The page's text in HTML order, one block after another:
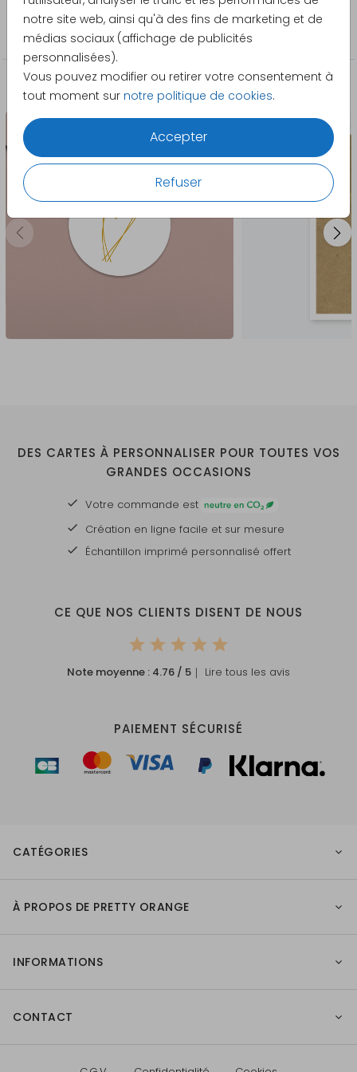
notre site web, ainsi qu'à des fins de marketing et de
médias sociaux (affichage de publicités
personnalisées).
Vous pouvez modifier ou retirer votre consentement à
tout moment sur notre politique de cookies.
Accepter
Refuser
Catégorie
Cartes de remerciement
La papeterie assortie
DES CARTES À PERSONNALISER POUR TOUTES VOS
GRANDES OCCASIONS
Votre commande est
Création en ligne facile et sur mesure
Échantillon imprimé personnalisé offert
CE QUE NOS CLIENTS DISENT DE NOUS
Note moyenne : 4.76 / 5 ｜ Lire tous les avis
PAIEMENT SÉCURISÉ
CATÉGORIES
À PROPOS DE PRETTY ORANGE
INFORMATIONS
CONTACT